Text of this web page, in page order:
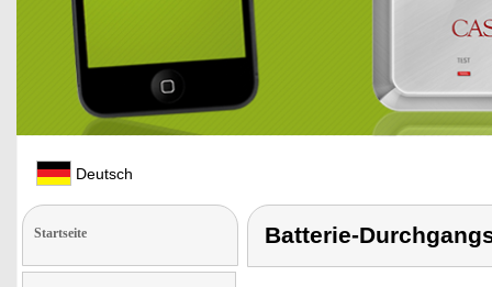
Deutsch
Startseite Batterie-